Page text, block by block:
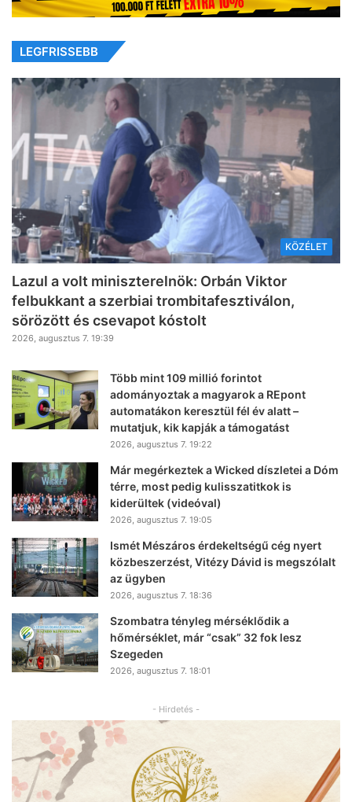
LEGFRISSEBB
KÖZÉLET
Lazul a volt miniszterelnök: Orbán Viktor
felbukkant a szerbiai trombitafesztiválon,
sörözött és csevapot kóstolt
2026, augusztus 7. 19:39
Több mint 109 millió forintot
adományoztak a magyarok a REpont
automatákon keresztül fél év alatt –
mutatjuk, kik kapják a támogatást
2026, augusztus 7. 19:22
Már megérkeztek a Wicked díszletei a Dóm
térre, most pedig kulisszatitkok is
kiderültek (videóval)
2026, augusztus 7. 19:05
Ismét Mészáros érdekeltségű cég nyert
közbeszerzést, Vitézy Dávid is megszólalt
az ügyben
2026, augusztus 7. 18:36
Szombatra tényleg mérséklődik a
hőmérséklet, már “csak” 32 fok lesz
Szegeden
2026, augusztus 7. 18:01
- Hirdetés -